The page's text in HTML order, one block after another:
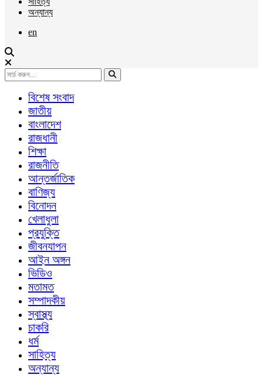
অন্যান্য
en
বিশেষ সংবাদ
জাতীয়
বাংলাদেশ
রাজধানী
শিক্ষা
রাজনীতি
আন্তর্জাতিক
বাণিজ্য
বিনোদন
খেলাধুলা
প্রযুক্তি
জীবনযাপন
আইন অঙ্গন
ভিডিও
মতামত
সম্পাদকীয়
স্বাস্থ্য
চাকরি
ধর্ম
সাহিত্য
অন্যান্য